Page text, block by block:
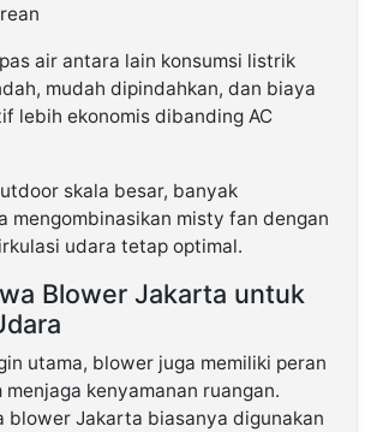
air antara lain konsumsi listrik
mudah dipindahkan, dan biaya
lebih ekonomis dibanding AC
skala besar, banyak
mengombinasikan misty fan dengan
udara tetap optimal.
Blower Jakarta untuk
utama, blower juga memiliki peran
kenyamanan ruangan.
blower Jakarta biasanya digunakan